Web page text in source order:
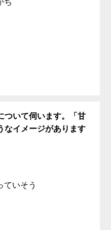
ち
ついて伺います。「甘
なイメージがあります
ていそう